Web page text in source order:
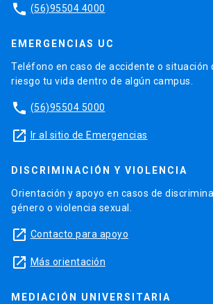
phone (56)95504 4000
EMERGENCIAS UC
Teléfono en caso de accidente o situación
riesgo tu vida dentro de algún campus.
phone (56)95504 5000
launch Ir al sitio de Emergencias
DISCRIMINACIÓN Y VIOLENCIA
Orientación y apoyo en casos de
género o violencia sexual.
launch Contacto para apoyo
launch Más orientación
MEDIACIÓN UNIVERSITARIA